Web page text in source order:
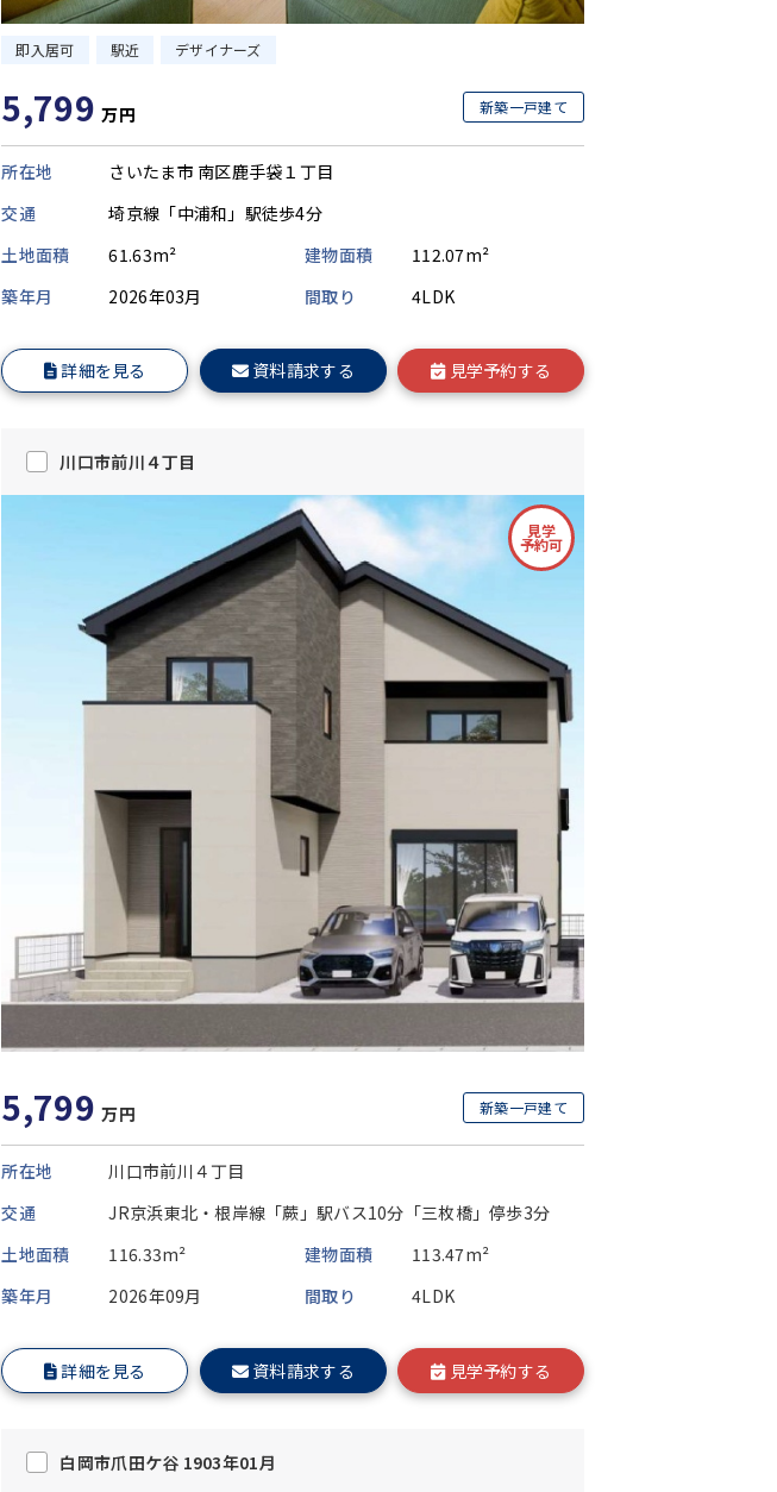
即入居可 駅近 デザイナーズ
5,799 万円 新築一戸建て
所在地
さいたま市 南区鹿手袋１丁目
交通
埼京線「中浦和」駅徒歩4分
土地面積
61.63m² 建物面積
112.07m²
築年月
2026年03月 間取り 4LDK
詳細を見る 資料請求する 見学予約する
川口市前川４丁目
見学
予約可
5,799 万円 新築一戸建て
所在地
川口市前川４丁目
交通
JR京浜東北・根岸線「蕨」駅バス10分「三枚橋」停歩3分
土地面積
116.33m² 建物面積
113.47m²
築年月
2026年09月 間取り 4LDK
詳細を見る 資料請求する 見学予約する
白岡市爪田ケ谷 1903年01月